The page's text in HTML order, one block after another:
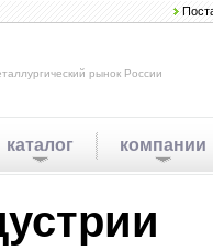
рынок России
каталог компании